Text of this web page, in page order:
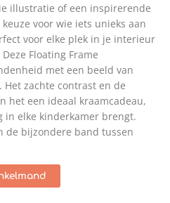
illustratie of een inspirerende
voor wie iets unieks aan
voor elke plek in je interieur
Floating Frame
met een beeld van
zachte contrast en de
het een ideaal kraamcadeau,
in elke kinderkamer brengt.
de bijzondere band tussen